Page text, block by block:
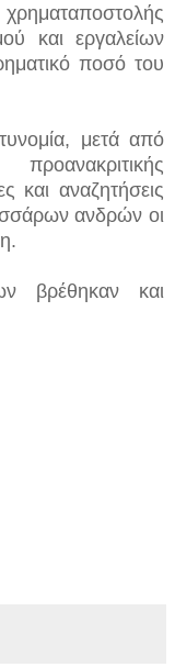
και εργαλείων
ποσό του
μετά από
και αναζητήσεις
ανδρών οι
βρέθηκαν και